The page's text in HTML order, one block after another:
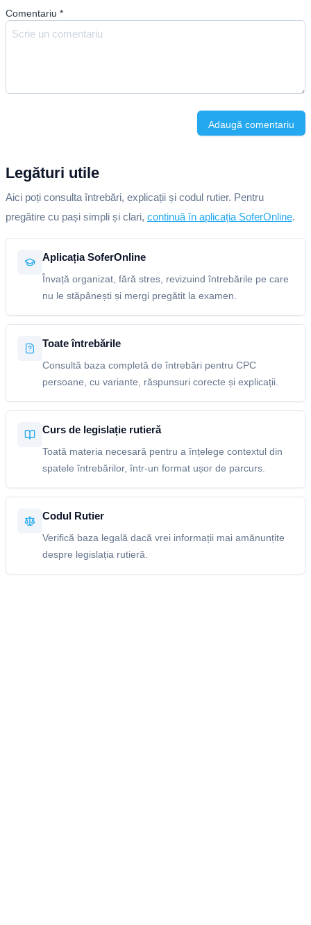
Comentariu *
Adaugă comentariu
Legături utile
Aici poți consulta întrebări, explicații și codul rutier. Pentru
pregătire cu pași simpli și clari, continuă în aplicația SoferOnline.
Aplicația SoferOnline
Învață organizat, fără stres, revizuind întrebările pe care
nu le stăpânești și mergi pregătit la examen.
Toate întrebările
Consultă baza completă de întrebări pentru CPC
persoane, cu variante, răspunsuri corecte și explicații.
Curs de legislație rutieră
Toată materia necesară pentru a înțelege contextul din
spatele întrebărilor, într-un format ușor de parcurs.
Codul Rutier
Verifică baza legală dacă vrei informații mai amănunțite
despre legislația rutieră.